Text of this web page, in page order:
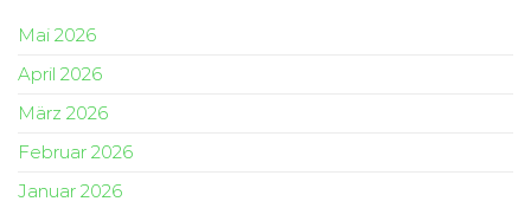
Mai 2026
April 2026
März 2026
Februar 2026
Januar 2026